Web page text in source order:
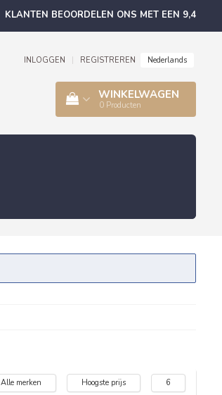
KLANTEN BEOORDELEN ONS MET EEN 9,4
INLOGGEN REGISTREREN Nederlands
WINKELWAGEN
0 Producten
Alle merken Hoogste prijs 6